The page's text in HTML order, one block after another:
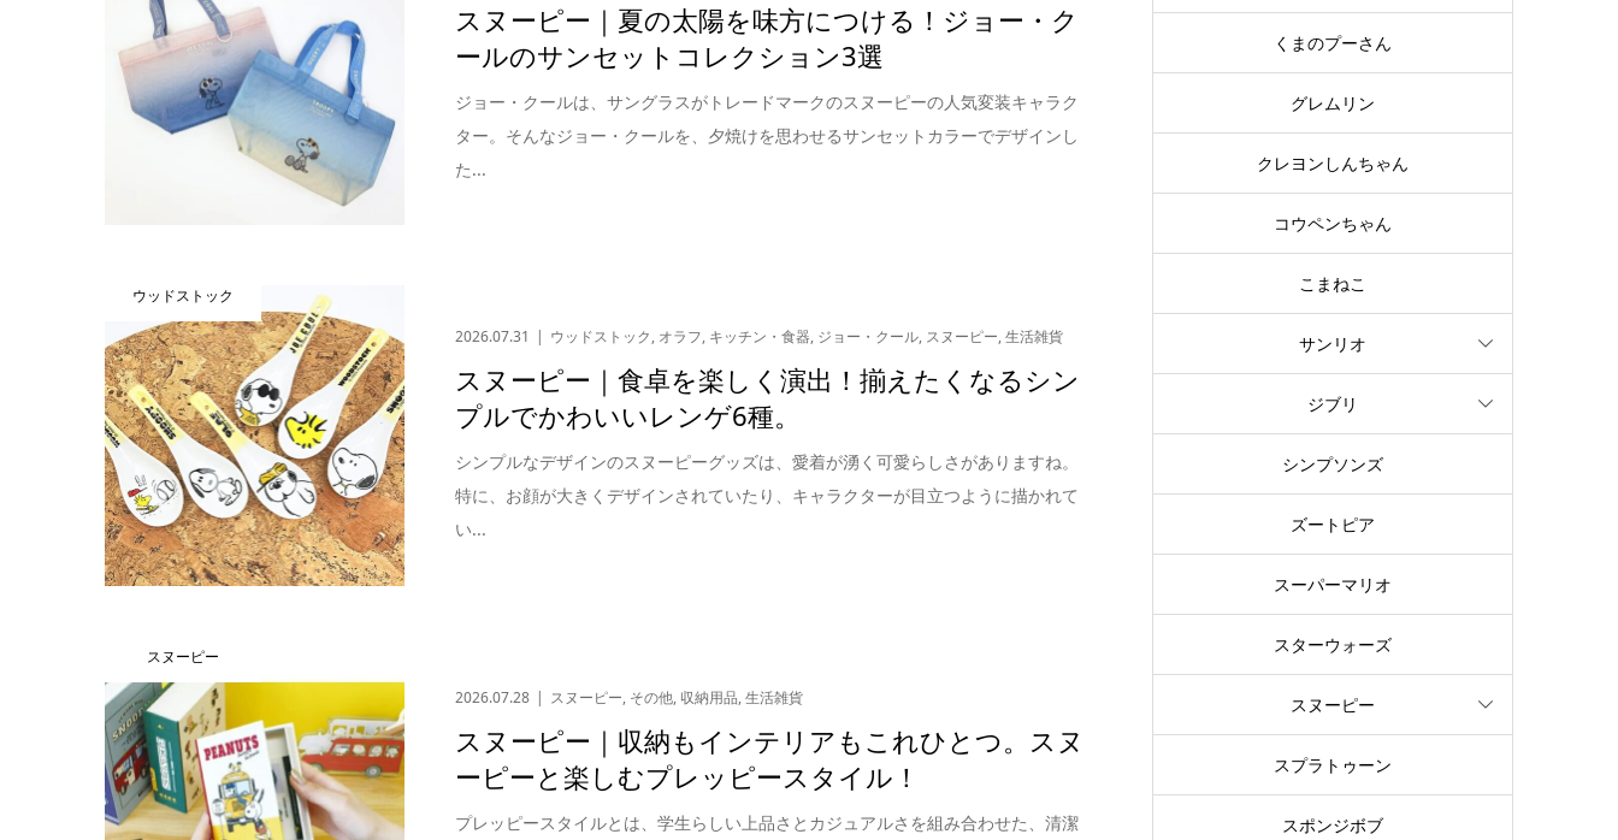
スヌーピー｜夏の太陽を味方につける！ジョー・ク
ールのサンセットコレクション3選
ジョー・クールは、サングラスがトレードマークのスヌーピーの人気変装キャラク
ター。そんなジョー・クールを、夕焼けを思わせるサンセットカラーでデザインし
た...
ウッドストック
2026.07.31 ウッドストック, オラフ, キッチン・食器, ジョー・クール, スヌーピー,生活雑貨
スヌーピー｜食卓を楽しく演出！揃えたくなるシン
プルでかわいいレンゲ6種。
シンプルなデザインのスヌーピーグッズは、愛着が湧く可愛らしさがありますね。
特に、お顔が大きくデザインされていたり、キャラクターが目立つように描かれて
い...
スヌーピー
2026.07.28 スヌーピー, その他, 収納用品,生活雑貨
スヌーピー｜収納もインテリアもこれひとつ。スヌ
ーピーと楽しむプレッピースタイル！
プレッピースタイルとは、学生らしい上品さとカジュアルさを組み合わせた、清潔
くまのプーさん
グレムリン
クレヨンしんちゃん
コウペンちゃん
こまねこ
サンリオ
ジブリ
シンプソンズ
ズートピア
スーパーマリオ
スターウォーズ
スヌーピー
スプラトゥーン
スポンジボブ